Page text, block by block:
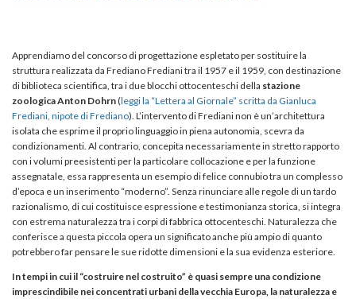
Apprendiamo del concorso di progettazione espletato per sostituire la
struttura realizzata da Frediano Frediani tra il 1957 e il 1959, con destinazione
di biblioteca scientifica, tra i due blocchi ottocenteschi della stazione
zoologica Anton Dohrn(leggi la “Lettera al Giornale” scritta da Gianluca
Frediani, nipote di Frediano). L’intervento di Frediani non è un’architettura
isolata che esprime il proprio linguaggio in piena autonomia, scevra da
condizionamenti. Al contrario, concepita necessariamente in stretto rapporto
con i volumi preesistenti per la particolare collocazione e per la funzione
assegnatale, essa rappresenta un esempio di felice connubio tra un complesso
d’epoca e un inserimento “moderno”. Senza rinunciare alle regole di un tardo
razionalismo, di cui costituisce espressione e testimonianza storica, si integra
con estrema naturalezza tra i corpi di fabbrica ottocenteschi. Naturalezza che
conferisce a questa piccola opera un significato anche più ampio di quanto
potrebbero far pensare le sue ridotte dimensioni e la sua evidenza esteriore.
In tempi in cui il “costruire nel costruito” è quasi sempre una condizione
imprescindibile nei concentrati urbani della vecchia Europa, la naturalezza e